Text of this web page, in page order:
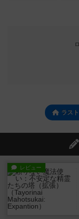
ラス
レビュー